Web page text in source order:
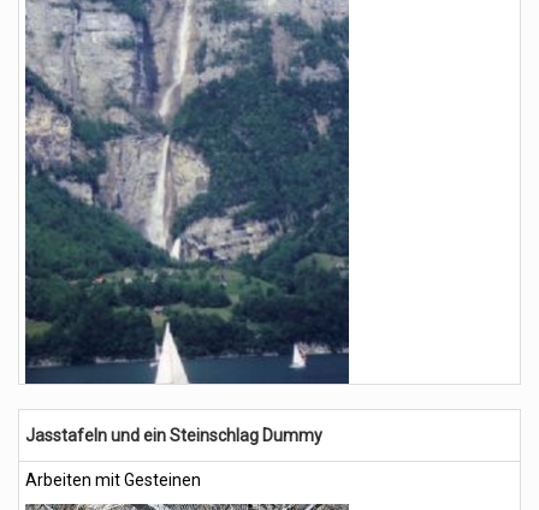
Jasstafeln und ein Steinschlag Dummy
Arbeiten mit Gesteinen